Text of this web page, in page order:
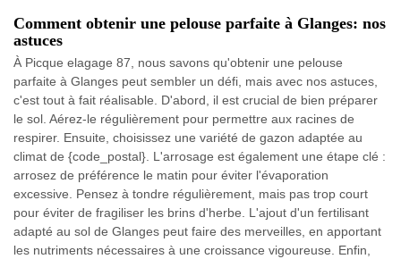
Comment obtenir une pelouse parfaite à Glanges: nos
astuces
À Picque elagage 87, nous savons qu'obtenir une pelouse
parfaite à Glanges peut sembler un défi, mais avec nos astuces,
c'est tout à fait réalisable. D'abord, il est crucial de bien préparer
le sol. Aérez-le régulièrement pour permettre aux racines de
respirer. Ensuite, choisissez une variété de gazon adaptée au
climat de {code_postal}. L'arrosage est également une étape clé :
arrosez de préférence le matin pour éviter l'évaporation
excessive. Pensez à tondre régulièrement, mais pas trop court
pour éviter de fragiliser les brins d'herbe. L'ajout d'un fertilisant
adapté au sol de Glanges peut faire des merveilles, en apportant
les nutriments nécessaires à une croissance vigoureuse. Enfin,